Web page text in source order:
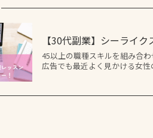
【30代副業】シーライ
45以上の職種スキルを組み合
広告でも最近よく見かける女